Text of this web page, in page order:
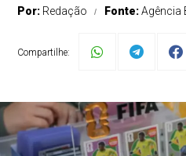
Por: Redação Fonte:Agência
Compartilhe: